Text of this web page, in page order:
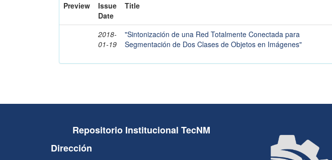
Preview
Issue
Date
Title
2018-
01-19
"Sintonización de una Red Totalmente Conectada para
Segmentación de Dos Clases de Objetos en Imágenes"
Repositorio Institucional TecNM
Dirección